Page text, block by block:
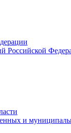
Российской
и